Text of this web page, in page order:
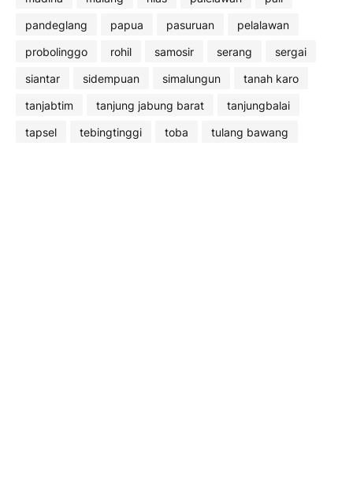
pandeglang
papua pasuruan
pelalawan
probolinggo
rohil samosir serang
sergai
siantar
sidempuan simalungun
tanah karo
tanjabtim
tanjung jabung barat
tanjungbalai
tapsel
tebingtinggi toba tulang bawang